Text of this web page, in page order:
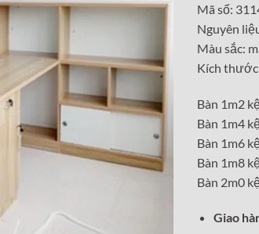
Mã số:
Nguyên
Màu sắc:
Kích
Bàn 1m2
Bàn 1m4
Bàn 1m6
Bàn 1m8
Bàn 2m0
Giao